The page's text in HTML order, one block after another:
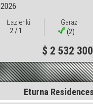
2026
Łazienki
2 / 1
Garaż
(2)
$ 2 532 300
Eturna